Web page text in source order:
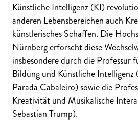
Künstliche Intelligenz (KI)
anderen Lebensbereichen auch
künstlerisches Schaffen. Die
Nürnberg erforscht diese
insbesondere durch die Professur
Bildung und Künstliche
Parada Cabaleiro) sowie die
Kreativität und Musikalische
Sebastian Trump).